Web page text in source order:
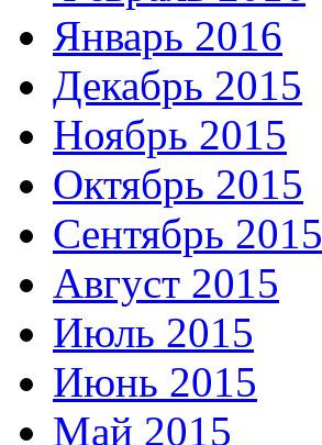
Январь 2016
Декабрь 2015
Ноябрь 2015
Октябрь 2015
Сентябрь 2015
Август 2015
Июль 2015
Июнь 2015
Май 2015